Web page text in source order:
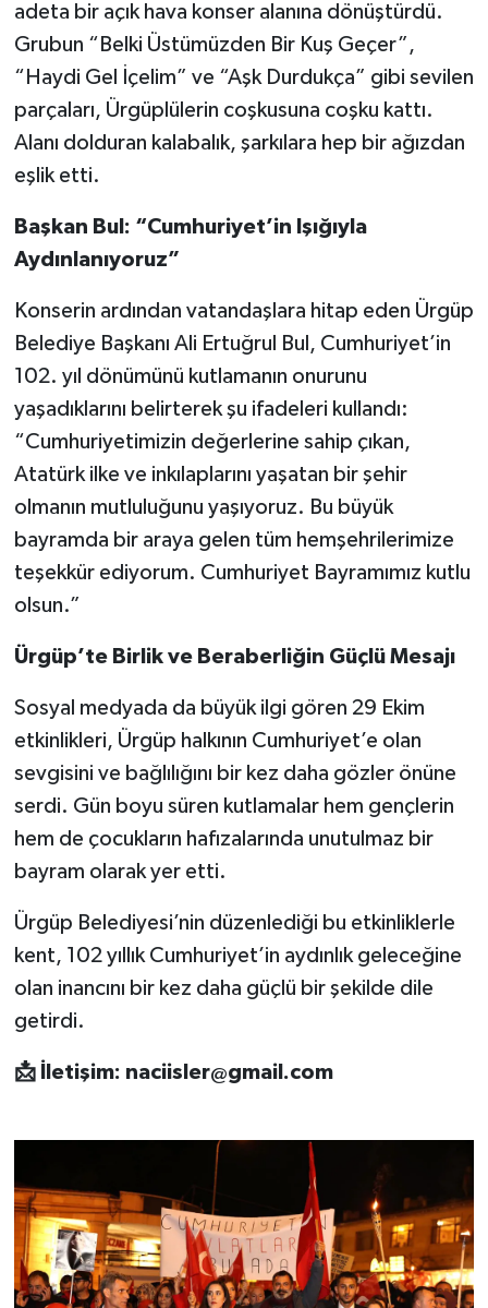
adeta bir açık hava konser alanına dönüştürdü.
Grubun “Belki Üstümüzden Bir Kuş Geçer”,
“Haydi Gel İçelim” ve “Aşk Durdukça” gibi sevilen
parçaları, Ürgüplülerin coşkusuna coşku kattı.
Alanı dolduran kalabalık, şarkılara hep bir ağızdan
eşlik etti.
Başkan Bul: “Cumhuriyet’in Işığıyla
Aydınlanıyoruz”
Konserin ardından vatandaşlara hitap eden Ürgüp
Belediye Başkanı Ali Ertuğrul Bul, Cumhuriyet’in
102. yıl dönümünü kutlamanın onurunu
yaşadıklarını belirterek şu ifadeleri kullandı:
“Cumhuriyetimizin değerlerine sahip çıkan,
Atatürk ilke ve inkılaplarını yaşatan bir şehir
olmanın mutluluğunu yaşıyoruz. Bu büyük
bayramda bir araya gelen tüm hemşehrilerimize
teşekkür ediyorum. Cumhuriyet Bayramımız kutlu
olsun.”
Ürgüp’te Birlik ve Beraberliğin Güçlü Mesajı
Sosyal medyada da büyük ilgi gören 29 Ekim
etkinlikleri, Ürgüp halkının Cumhuriyet’e olan
sevgisini ve bağlılığını bir kez daha gözler önüne
serdi. Gün boyu süren kutlamalar hem gençlerin
hem de çocukların hafızalarında unutulmaz bir
bayram olarak yer etti.
Ürgüp Belediyesi’nin düzenlediği bu etkinliklerle
kent, 102 yıllık Cumhuriyet’in aydınlık geleceğine
olan inancını bir kez daha güçlü bir şekilde dile
getirdi.
📩İletişim: naciisler@gmail.com